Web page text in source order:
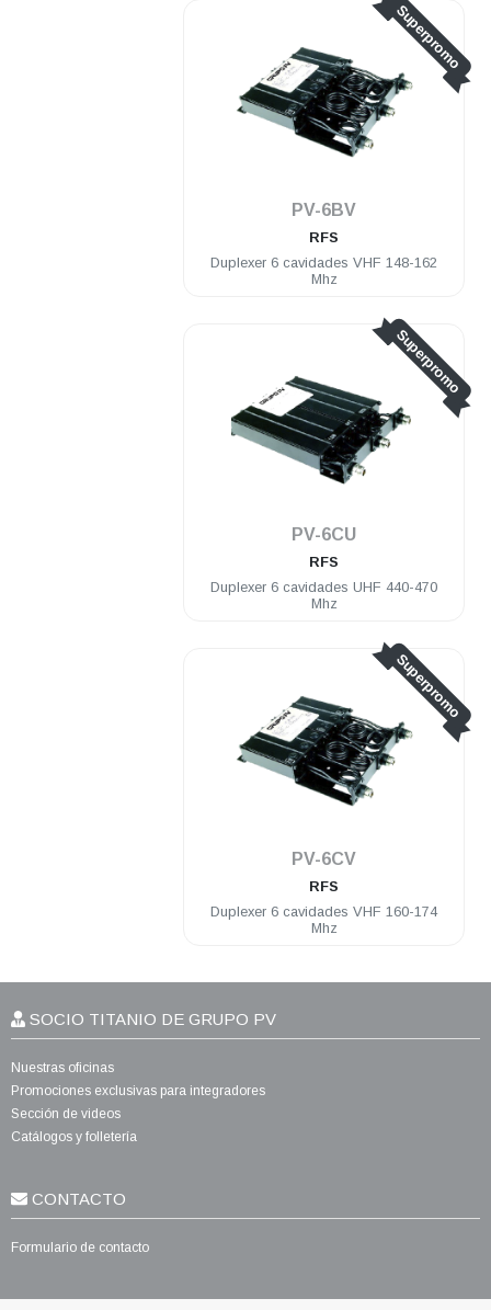
Superpromo
PV-6BV
RFS
Duplexer 6 cavidades VHF 148-162
Mhz
Superpromo
PV-6CU
RFS
Duplexer 6 cavidades UHF 440-470
Mhz
Superpromo
PV-6CV
RFS
Duplexer 6 cavidades VHF 160-174
Mhz
SOCIO TITANIO DE GRUPO PV
Nuestras oficinas
Promociones exclusivas para integradores
Sección de videos
Catálogos y folletería
CONTACTO
Formulario de contacto